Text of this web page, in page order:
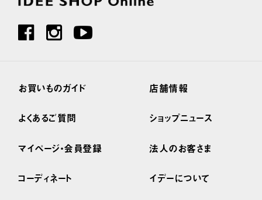
お買いものガイド
よくあるご質問
マイページ・会員登録
コーディネート
店舗情報
ショップニュース
法人のお客さま
イデーについて